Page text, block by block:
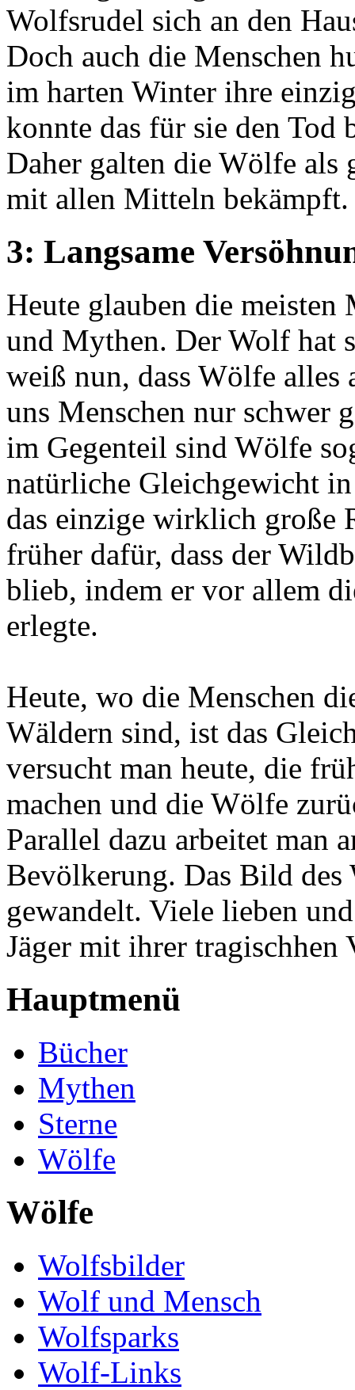
Wolfsrudel sich an den
Doch auch die Menschen
im harten Winter ihre
konnte das für sie den Tod
Daher galten die Wölfe als
mit allen Mitteln bekämpft.
3: Langsame
Heute glauben die meisten
und Mythen. Der Wolf hat
weiß nun, dass Wölfe alles
uns Menschen nur schwer
im Gegenteil sind Wölfe
natürliche Gleichgewicht
das einzige wirklich große
früher dafür, dass der
blieb, indem er vor allem
erlegte.
Heute, wo die Menschen
Wäldern sind, ist das
versucht man heute, die
machen und die Wölfe
Parallel dazu arbeitet man
Bevölkerung. Das Bild des
gewandelt. Viele lieben
Jäger mit ihrer tragischhen
Hauptmenü
Bücher
Mythen
Sterne
Wölfe
Wölfe
Wolfsbilder
Wolf und Mensch
Wolfsparks
Wolf-Links